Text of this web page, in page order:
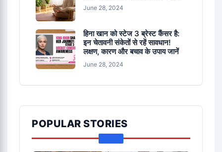
June 28, 2024
हिना खान को स्टेज 3 ब्रेस्ट कैंसर है:
इन चेतावनी संकेतों से रहें सावधान!
लक्षण, कारण और बचाव के उपाय जानें
June 28, 2024
POPULAR STORIES